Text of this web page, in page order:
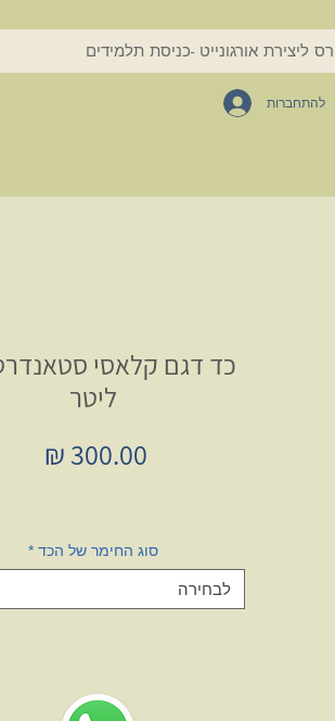
ליצירת אורגונייט -כניסת תלמידים
להתחברות
ליטר
סוג החימר של הכד *
לבחירה